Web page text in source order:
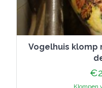
Vogelhuis klomp met paddenstoelen
€